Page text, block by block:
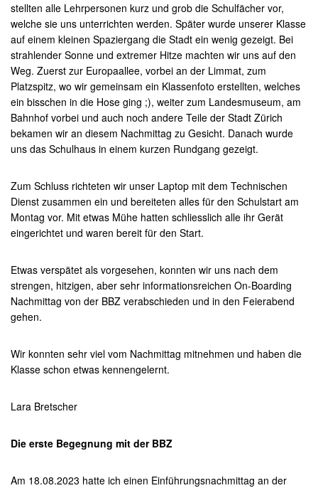
stellten alle Lehrpersonen kurz und grob die Schulfächer vor,
welche sie uns unterrichten werden. Später wurde unserer Klasse
auf einem kleinen Spaziergang die Stadt ein wenig gezeigt. Bei
strahlender Sonne und extremer Hitze machten wir uns auf den
Weg. Zuerst zur Europaallee, vorbei an der Limmat, zum
Platzspitz, wo wir gemeinsam ein Klassenfoto erstellten, welches
ein bisschen in die Hose ging ;), weiter zum Landesmuseum, am
Bahnhof vorbei und auch noch andere Teile der Stadt Zürich
bekamen wir an diesem Nachmittag zu Gesicht. Danach wurde
uns das Schulhaus in einem kurzen Rundgang gezeigt.
Zum Schluss richteten wir unser Laptop mit dem Technischen
Dienst zusammen ein und bereiteten alles für den Schulstart am
Montag vor. Mit etwas Mühe hatten schliesslich alle ihr Gerät
eingerichtet und waren bereit für den Start.
Etwas verspätet als vorgesehen, konnten wir uns nach dem
strengen, hitzigen, aber sehr informationsreichen On-Boarding
Nachmittag von der BBZ verabschieden und in den Feierabend
gehen.
Wir konnten sehr viel vom Nachmittag mitnehmen und haben die
Klasse schon etwas kennengelernt.
Lara Bretscher
Die erste Begegnung mit der BBZ
Am 18.08.2023 hatte ich einen Einführungsnachmittag an der